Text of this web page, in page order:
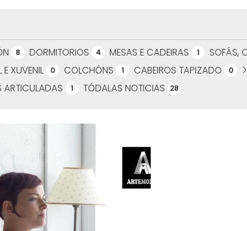
TÓDALAS NOTICIAS 28
8 DORMITORIOS 4 MESAS E CADEIRAS 1 SOFÁS,
XUVENIL 0 COLCHÓNS 1 CABEIROS TAPIZADO 0
ARTICULADAS 1